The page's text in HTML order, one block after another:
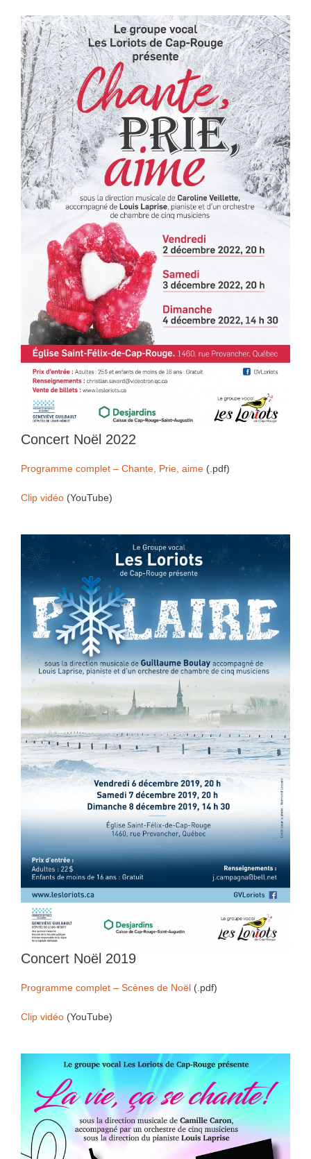
Concert Noël 2022
Programme complet – Chante, Prie, aime (.pdf)
Clip vidéo (YouTube)
Concert Noël 2019
Programme complet – Scènes de Noël (.pdf)
Clip vidéo (YouTube)